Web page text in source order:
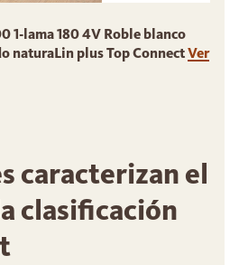
1-lama 180 4V Roble blanco
naturaLin plus Top ConnectVer
caracterizan el
clasificación